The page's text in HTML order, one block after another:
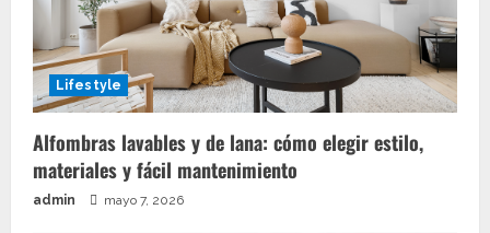
Lifestyle
Alfombras lavables y de lana: cómo elegir estilo,
materiales y fácil mantenimiento
admin mayo 7, 2026